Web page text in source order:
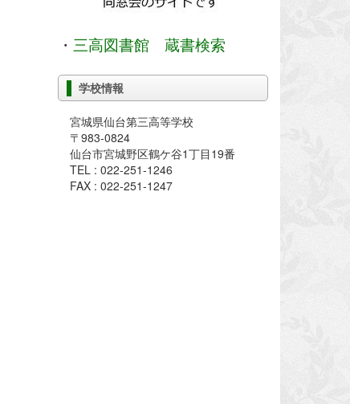
・ 三高図書館 蔵書検索
学校情報
宮城県仙台第三高等学校
〒983-0824
仙台市宮城野区鶴ケ谷1丁目19番
TEL : 022-251-1246
FAX : 022-251-1247